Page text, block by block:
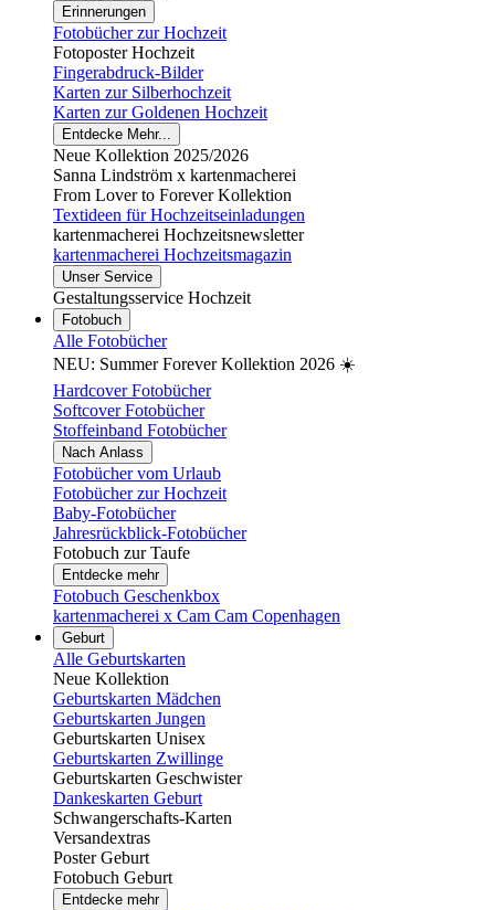
Erinnerungen
Fotobücher zur Hochzeit
Fotoposter Hochzeit
Fingerabdruck-Bilder
Karten zur Silberhochzeit
Karten zur Goldenen Hochzeit
Entdecke Mehr...
Neue Kollektion 2025/2026
Sanna Lindström x kartenmacherei
From Lover to Forever Kollektion
Textideen für Hochzeitseinladungen
kartenmacherei Hochzeitsnewsletter
kartenmacherei Hochzeitsmagazin
Unser Service
Gestaltungsservice Hochzeit
Fotobuch
Alle Fotobücher
NEU: Summer Forever Kollektion 2026 ☀️
Hardcover Fotobücher
Softcover Fotobücher
Stoffeinband Fotobücher
Nach Anlass
Fotobücher vom Urlaub
Fotobücher zur Hochzeit
Baby-Fotobücher
Jahresrückblick-Fotobücher
Fotobuch zur Taufe
Entdecke mehr
Fotobuch Geschenkbox
kartenmacherei x Cam Cam Copenhagen
Geburt
Alle Geburtskarten
Neue Kollektion
Geburtskarten Mädchen
Geburtskarten Jungen
Geburtskarten Unisex
Geburtskarten Zwillinge
Geburtskarten Geschwister
Dankeskarten Geburt
Schwangerschafts-Karten
Versandextras
Poster Geburt
Fotobuch Geburt
Entdecke mehr